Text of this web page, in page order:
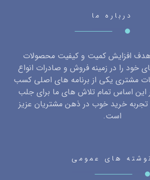
درباره ما
هدف افزایش کمیت و کیفیت محصولات
خود را در زمینه فروش و صادرات انواع
مشتری یکی از برنامه های اصلی کسب
این اساس تمام تلاش های ما برای جلب
خرید خوب در ذهن مشتریان عزیز
است.
نوشته های عمومی